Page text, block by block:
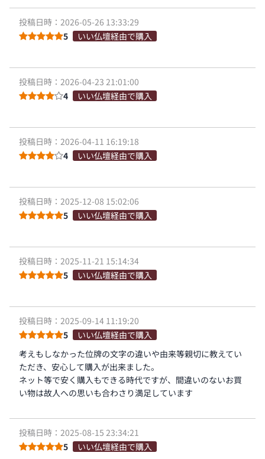
投稿日時：2026-05-26 13:33:29
5
いい仏壇経由で購入
投稿日時：2026-04-23 21:01:00
4
いい仏壇経由で購入
投稿日時：2026-04-11 16:19:18
4
いい仏壇経由で購入
投稿日時：2025-12-08 15:02:06
5
いい仏壇経由で購入
投稿日時：2025-11-21 15:14:34
5
いい仏壇経由で購入
投稿日時：2025-09-14 11:19:20
5
いい仏壇経由で購入
考えもしなかった位牌の文字の違いや由来等親切に教えてい
ただき、安心して購入が出来ました。
ネット等で安く購入もできる時代ですが、間違いのないお買
い物は故人への思いも合わさり満足しています
投稿日時：2025-08-15 23:34:21
5
いい仏壇経由で購入